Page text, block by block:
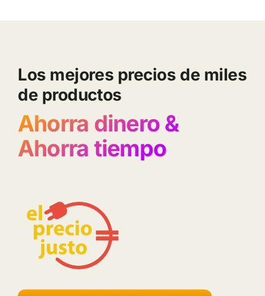
Los mejores precios de miles
de productos
Ahorra dinero &
Ahorra tiempo